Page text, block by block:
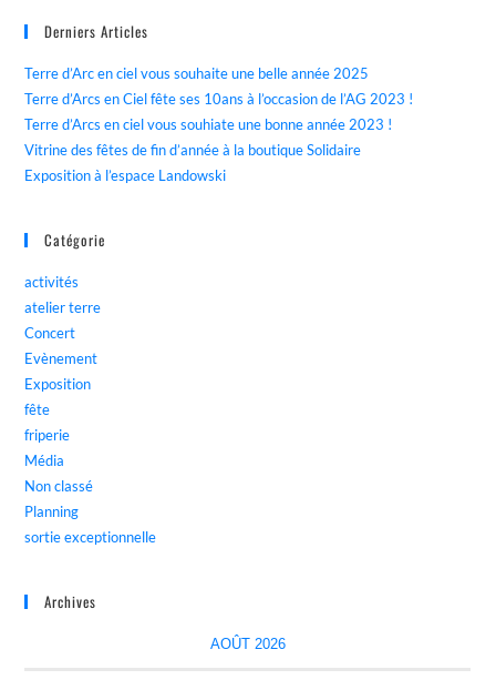
Derniers Articles
Terre d’Arc en ciel vous souhaite une belle année 2025
Terre d’Arcs en Ciel fête ses 10ans à l’occasion de l’AG 2023 !
Terre d’Arcs en ciel vous souhiate une bonne année 2023 !
Vitrine des fêtes de fin d’année à la boutique Solidaire
Exposition à l’espace Landowski
Catégorie
activités
atelier terre
Concert
Evènement
Exposition
fête
friperie
Média
Non classé
Planning
sortie exceptionnelle
Archives
AOÛT 2026